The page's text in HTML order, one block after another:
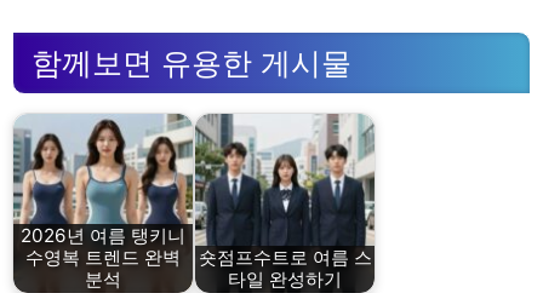
함께보면 유용한 게시물
2026년 여름 탱키니
수영복 트렌드 완벽
분석
숏점프수트로 여름 스
타일 완성하기